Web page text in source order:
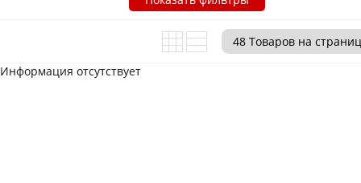
Информация отсутствует